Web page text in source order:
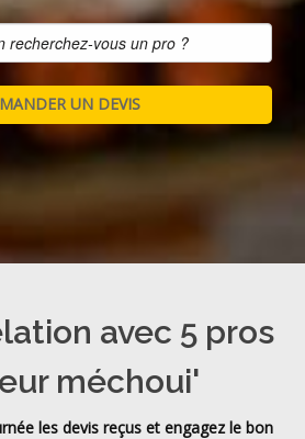
avec 5 pros
méchoui'
les devis reçus et engagez le bon